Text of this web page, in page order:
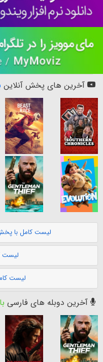
آخرین های پخش آنلاین
لیست کامل با
لیست
لیست
آخرین دوبله های فارسی